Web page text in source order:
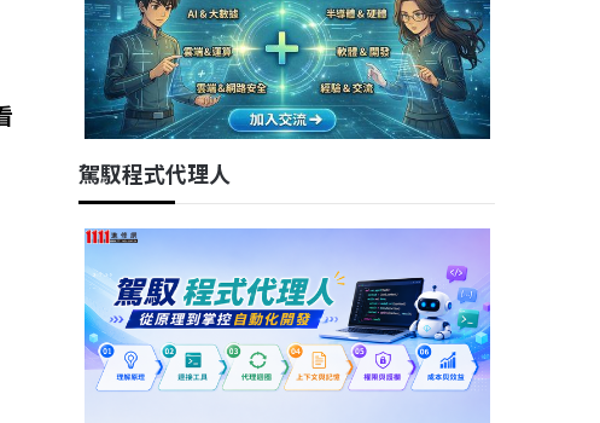
駕馭程式代理人